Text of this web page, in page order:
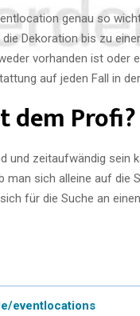
genau so
Dekoration bis zu
vorhanden ist oder
auf jeden Fall in
dem Profi?
und zeitaufwändig sein
man sich alleine auf die
für die Suche an
eventlocations